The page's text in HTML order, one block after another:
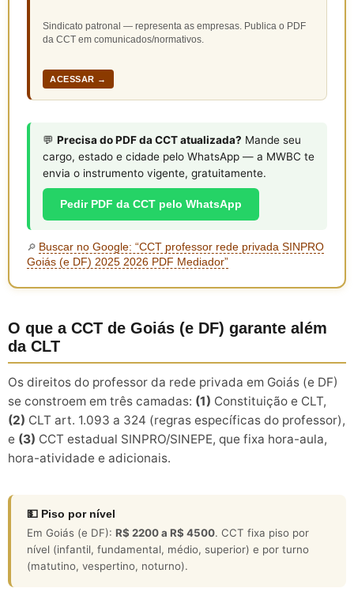
Sindicato patronal — representa as empresas. Publica o PDF
da CCT em comunicados/normativos.
ACESSAR →
💬 Precisa do PDF da CCT atualizada? Mande seu
cargo, estado e cidade pelo WhatsApp — a MWBC te
envia o instrumento vigente, gratuitamente.
Pedir PDF da CCT pelo WhatsApp
🔎 Buscar no Google: “CCT professor rede privada SINPRO
Goiás (e DF) 2025 2026 PDF Mediador”
O que a CCT de Goiás (e DF) garante além
da CLT
Os direitos do professor da rede privada em Goiás (e DF)
se constroem em três camadas: (1) Constituição e CLT,
(2) CLT art. 1.093 a 324 (regras específicas do professor),
e (3) CCT estadual SINPRO/SINEPE, que fixa hora-aula,
hora-atividade e adicionais.
💵 Piso por nível
Em Goiás (e DF): R$ 2200 a R$ 4500. CCT fixa piso por
nível (infantil, fundamental, médio, superior) e por turno
(matutino, vespertino, noturno).